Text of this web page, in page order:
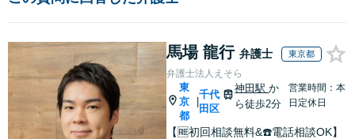
馬場 龍行 弁護士 東京都
弁護士法人えそら
東
京
都
千代
田区
神田駅か
ら徒歩2分
営業時間：本
日定休日
【🆓初回相談無料&☎️電話相談OK】